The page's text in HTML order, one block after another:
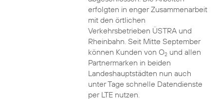
erfolgten in enger Zusammenarbeit
mit den örtlichen
Verkehrsbetrieben ÜSTRA und
Rheinbahn. Seit Mitte September
können Kunden von O2und allen
Partnermarken in beiden
Landeshauptstädten nun auch
unter Tage schnelle Datendienste
per LTE nutzen.